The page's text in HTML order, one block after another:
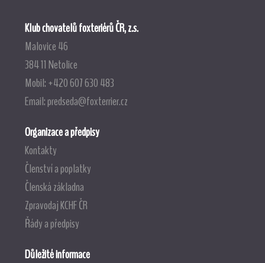
Klub chovatelů foxteriérů ČR, z.s.
Malovice 46
384 11 Netolice
Mobil: +420 607 630 483
Email:predseda@foxterrier.cz
Organizace a předpisy
Kontakty
Členství a poplatky
Členská základna
Zpravodaj KCHF ČR
Řády a předpisy
Důležité informace